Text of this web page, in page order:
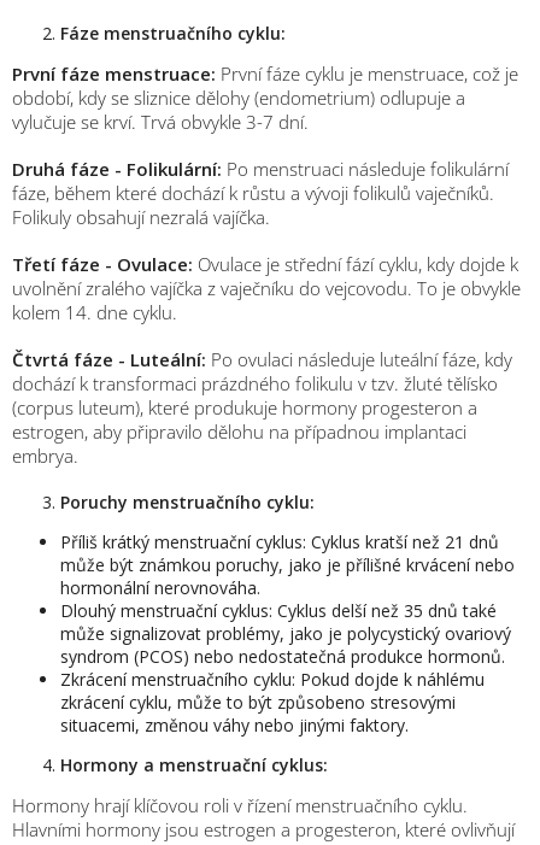
Fáze menstruačního cyklu:
První fáze menstruace: První fáze cyklu je menstruace, což je
období, kdy se sliznice dělohy (endometrium) odlupuje a
vylučuje se krví. Trvá obvykle 3-7 dní.
Druhá fáze - Folikulární: Po menstruaci následuje folikulární
fáze, během které dochází k růstu a vývoji folikulů vaječníků.
Folikuly obsahují nezralá vajíčka.
Třetí fáze - Ovulace: Ovulace je střední fází cyklu, kdy dojde k
uvolnění zralého vajíčka z vaječníku do vejcovodu. To je obvykle
kolem 14. dne cyklu.
Čtvrtá fáze - Luteální: Po ovulaci následuje luteální fáze, kdy
dochází k transformaci prázdného folikulu v tzv. žluté tělísko
(corpus luteum), které produkuje hormony progesteron a
estrogen, aby připravilo dělohu na případnou implantaci
embrya.
Poruchy menstruačního cyklu:
Příliš krátký menstruační cyklus: Cyklus kratší než 21 dnů
může být známkou poruchy, jako je přílišné krvácení nebo
hormonální nerovnováha.
Dlouhý menstruační cyklus: Cyklus delší než 35 dnů také
může signalizovat problémy, jako je polycystický ovariový
syndrom (PCOS) nebo nedostatečná produkce hormonů.
Zkrácení menstruačního cyklu: Pokud dojde k náhlému
zkrácení cyklu, může to být způsobeno stresovými
situacemi, změnou váhy nebo jinými faktory.
Hormony a menstruační cyklus:
Hormony hrají klíčovou roli v řízení menstruačního cyklu.
Hlavními hormony jsou estrogen a progesteron, které ovlivňují